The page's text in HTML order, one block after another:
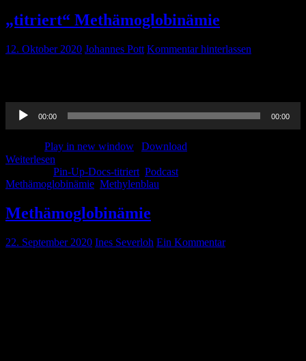
„titriert“ Methämoglobinämie
12. Oktober 2020 Johannes Pott Kommentar hinterlassen
Audio-
Player
00:00 00:00
Play in new window
Download
Weiterlesen
Pin-Up-Docs-titriert Podcast
Methämoglobinämie Methylenblau
Methämoglobinämie
22. September 2020 Ines Severloh Ein Kommentar